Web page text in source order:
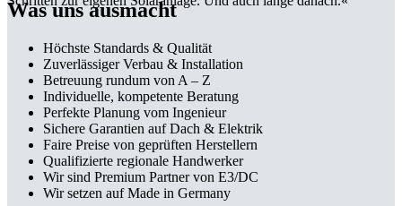
Was uns ausmacht
Höchste Standards & Qualität
Zuverlässiger Verbau & Installation
Betreuung rundum von A – Z
Individuelle, kompetente Beratung
Perfekte Planung vom Ingenieur
Sichere Garantien auf Dach & Elektrik
Faire Preise von geprüften Herstellern
Qualifizierte regionale Handwerker
Wir sind Premium Partner von E3/DC
Wir setzen auf Made in Germany